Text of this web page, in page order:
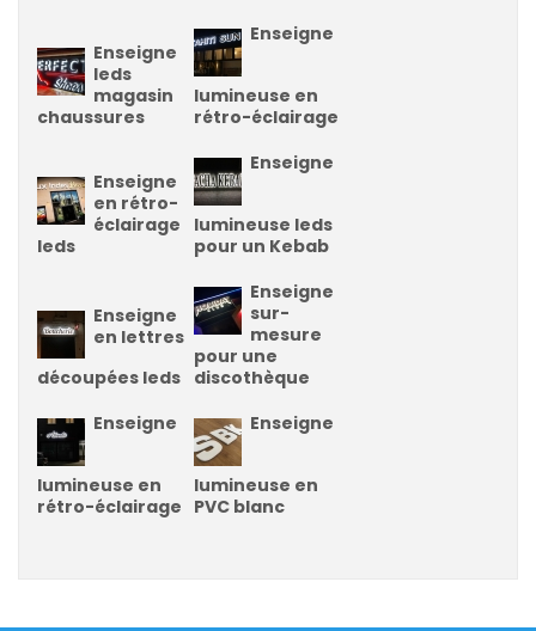
Enseigne
leds
magasin
chaussures
Enseigne
lumineuse en
rétro-éclairage
Enseigne
en rétro-
éclairage
leds
Enseigne
lumineuse leds
pour un Kebab
Enseigne
en lettres
découpées leds
Enseigne
sur-
mesure
pour une
discothèque
Enseigne
lumineuse en
rétro-éclairage
Enseigne
lumineuse en
PVC blanc